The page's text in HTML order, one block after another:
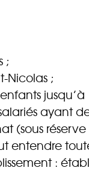
;
Nicolas ;
ayant
(sous
entendre
: